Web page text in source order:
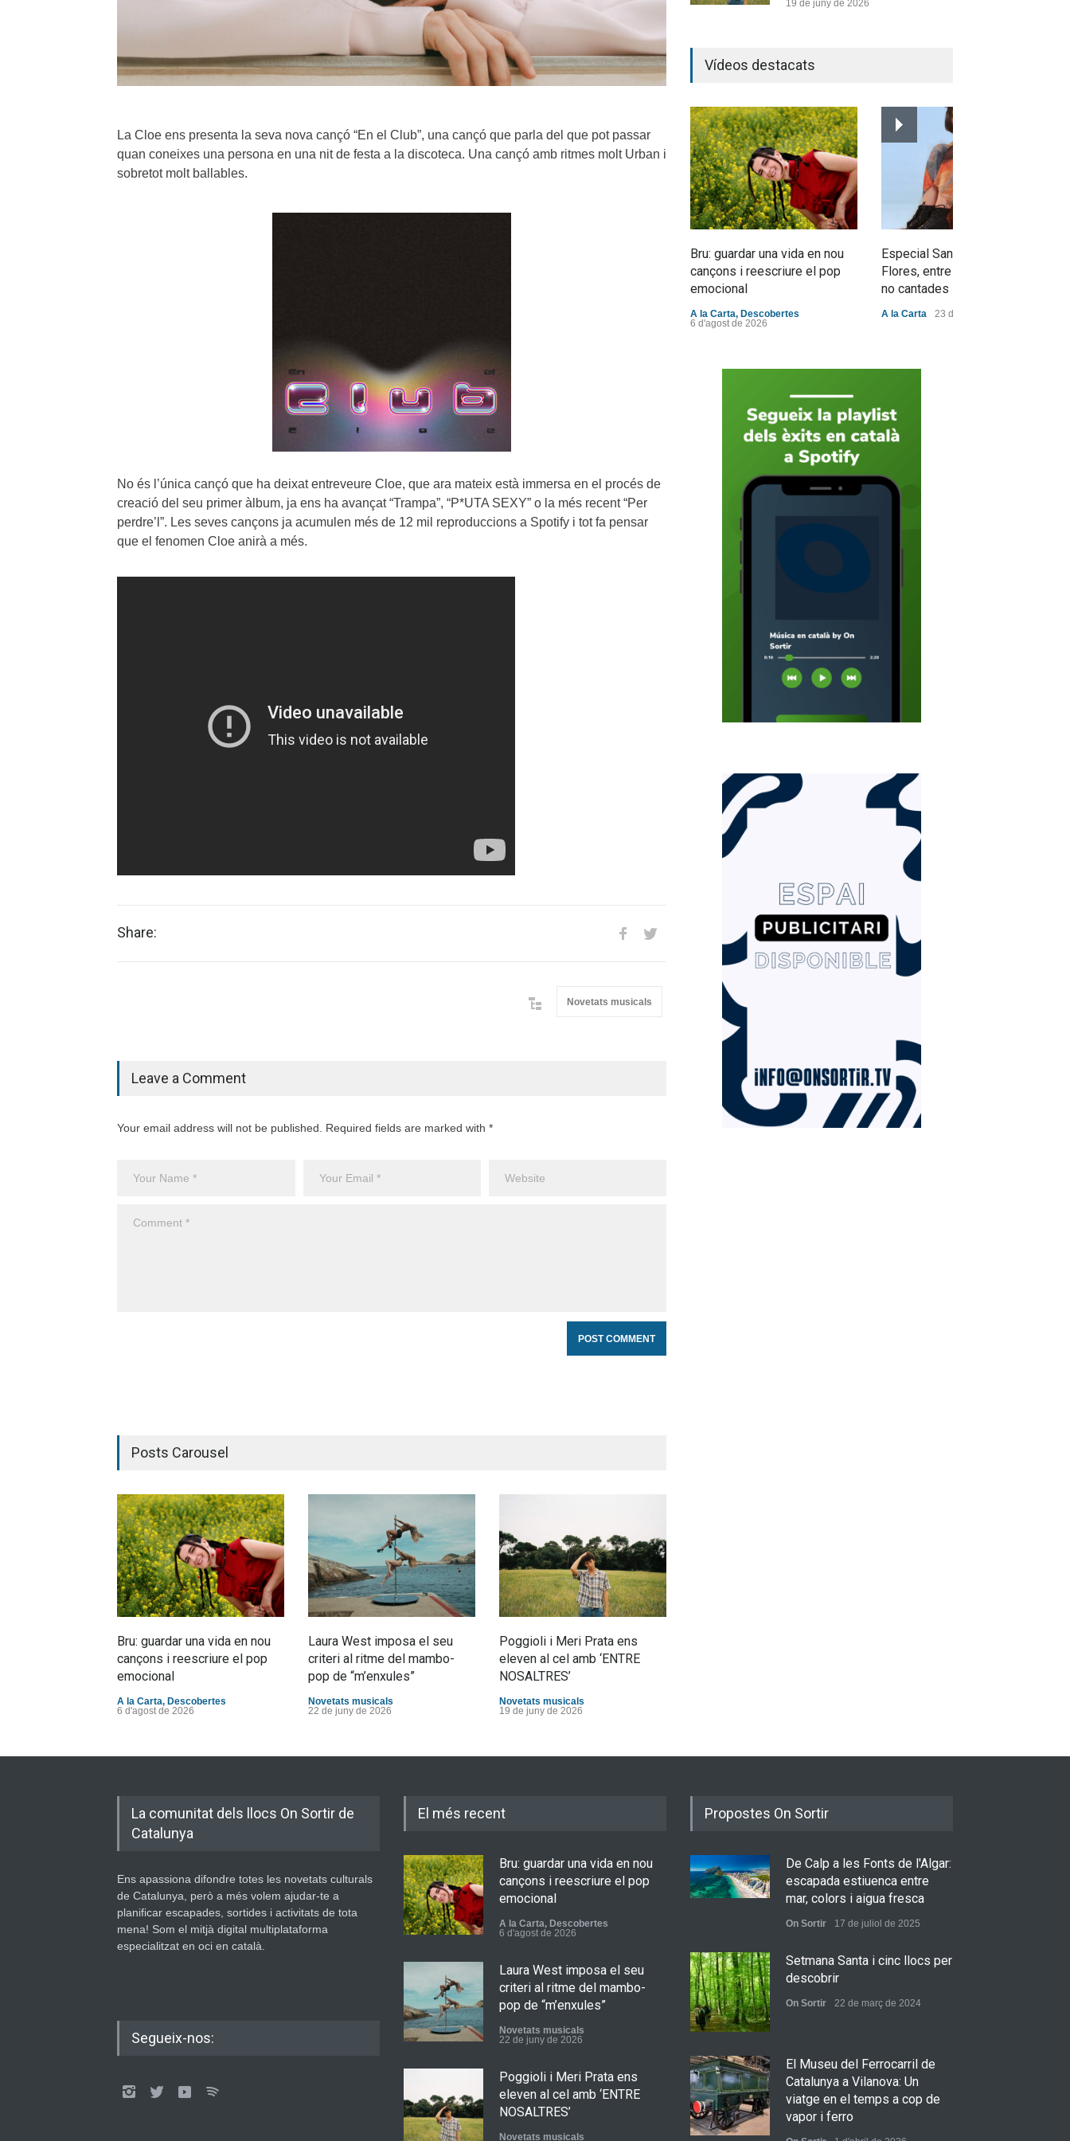
La Cloe ens presenta la seva nova cançó “En el Club”, una cançó que parla del que pot passar
quan coneixes una persona en una nit de festa a la discoteca. Una cançó amb ritmes molt Urban i
sobretot molt ballables.
No és l’única cançó que ha deixat entreveure Cloe, que ara mateix està immersa en el procés de
creació del seu primer àlbum, ja ens ha avançat “Trampa”, “P*UTA SEXY” o la més recent “Per
perdre’l”. Les seves cançons ja acumulen més de 12 mil reproduccions a Spotify i tot fa pensar
que el fenomen Cloe anirà a més.
Share:
Novetats musicals
Leave a Comment
Your email address will not be published. Required fields are marked with *
Posts Carousel
Bru: guardar una vida en nou
cançons i reescriure el pop
emocional
A la Carta, Descobertes
6 d'agost de 2026
Laura West imposa el seu
criteri al ritme del mambo-
pop de “m’enxules”
Novetats musicals
22 de juny de 2026
Poggioli i Meri Prata ens
eleven al cel amb ‘ENTRE
NOSALTRES’
Novetats musicals
19 de juny de 2026
19 de juny de 2026
transformen els ‘Cants
d’Estisorar’ en pop actual
10 de juny de 2026
Bèrnia i El Diluvi s’avancen a
la calor amb l’himne definitiu,
“L’ESTIU”
Novetats musicals
5 de juny de 2026
Vídeos destacats
Bru: guardar una vida en nou
cançons i reescriure el pop
emocional
A la Carta, Descobertes
6 d'agost de 2026
Especial Sant Jordi: Mabel
Flores, entre dracs i veritats
no cantades
A la Carta 23 d'abril de 2026
La comunitat dels llocs On Sortir de
Catalunya
Ens apassiona difondre totes les novetats culturals
de Catalunya, però a més volem ajudar-te a
planificar escapades, sortides i activitats de tota
mena! Som el mitjà digital multiplataforma
especialitzat en oci en català.
Segueix-nos:
El més recent
Bru: guardar una vida en nou
cançons i reescriure el pop
emocional
A la Carta, Descobertes
6 d'agost de 2026
Laura West imposa el seu
criteri al ritme del mambo-
pop de “m’enxules”
Novetats musicals
22 de juny de 2026
Poggioli i Meri Prata ens
eleven al cel amb ‘ENTRE
NOSALTRES’
Novetats musicals
Propostes On Sortir
De Calp a les Fonts de l'Algar:
escapada estiuenca entre
mar, colors i aigua fresca
On Sortir 17 de juliol de 2025
Setmana Santa i cinc llocs per
descobrir
On Sortir 22 de març de 2024
El Museu del Ferrocarril de
Catalunya a Vilanova: Un
viatge en el temps a cop de
vapor i ferro